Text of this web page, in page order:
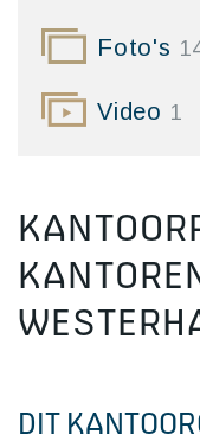
Foto's
Video 1
DIT